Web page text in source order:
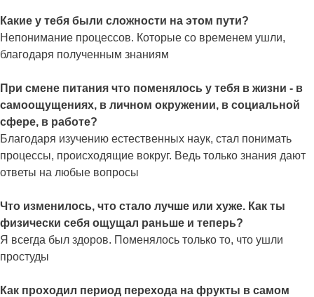
Какие у тебя были сложности на этом пути?
Непонимание процессов. Которые со временем ушли,
благодаря полученным знаниям
При смене питания что поменялось у тебя в жизни - в
самоощущениях, в личном окружении, в социальной
сфере, в работе?
Благодаря изучению естественных наук, стал понимать
процессы, происходящие вокруг. Ведь только знания дают
ответы на любые вопросы
Что изменилось, что стало лучше или хуже. Как ты
физически себя ощущал раньше и теперь?
Я всегда был здоров. Поменялось только то, что ушли
простуды
Как проходил период перехода на фрукты в самом